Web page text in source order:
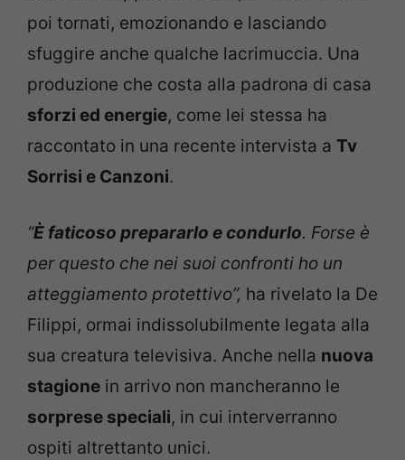
poi tornati, emozionando e lasciando
sfuggire anche qualche lacrimuccia. Una
produzione che costa alla padrona di casa
sforzi ed energie, come lei stessa ha
raccontato in una recente intervista a Tv
Sorrisi e Canzoni.
“È faticoso prepararlo e condurlo. Forse è
per questo che nei suoi confronti ho un
atteggiamento protettivo”, ha rivelato la De
Filippi, ormai indissolubilmente legata alla
sua creatura televisiva. Anche nella nuova
stagione in arrivo non mancheranno le
sorprese speciali, in cui interverranno
ospiti altrettanto unici.